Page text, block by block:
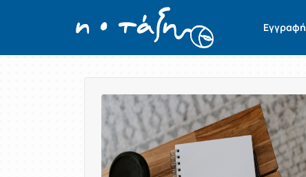
Εγγραφή
Παρουσίαση/Προβολή